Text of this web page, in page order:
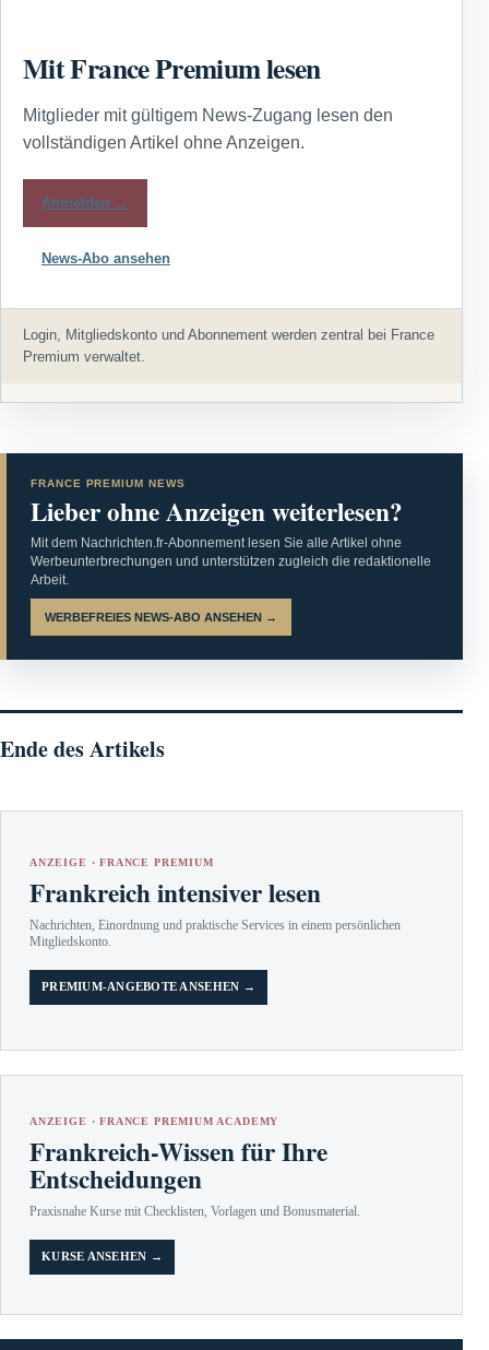
Mit France Premium lesen
Mitglieder mit gültigem News-Zugang lesen den
vollständigen Artikel ohne Anzeigen.
Anmelden →
News-Abo ansehen
Login, Mitgliedskonto und Abonnement werden zentral bei France
Premium verwaltet.
FRANCE PREMIUM NEWS
Lieber ohne Anzeigen weiterlesen?
Mit dem Nachrichten.fr-Abonnement lesen Sie alle Artikel ohne
Werbeunterbrechungen und unterstützen zugleich die redaktionelle
Arbeit.
WERBEFREIES NEWS-ABO ANSEHEN →
Ende des Artikels
ANZEIGE · FRANCE PREMIUM
Frankreich intensiver lesen
Nachrichten, Einordnung und praktische Services in einem persönlichen
Mitgliedskonto.
PREMIUM-ANGEBOTE ANSEHEN →
ANZEIGE · FRANCE PREMIUM ACADEMY
Frankreich-Wissen für Ihre
Entscheidungen
Praxisnahe Kurse mit Checklisten, Vorlagen und Bonusmaterial.
KURSE ANSEHEN →